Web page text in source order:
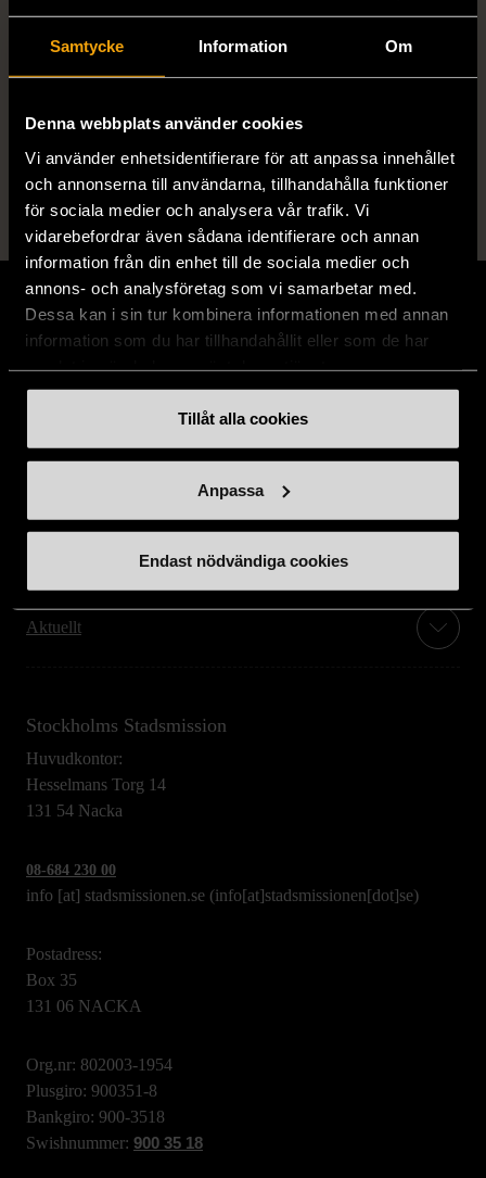
Samtycke Information Om
Denna webbplats använder cookies
Vi använder enhetsidentifierare för att anpassa innehållet
och annonserna till användarna, tillhandahålla funktioner
för sociala medier och analysera vår trafik. Vi
vidarebefordrar även sådana identifierare och annan
information från din enhet till de sociala medier och
annons- och analysföretag som vi samarbetar med.
Dessa kan i sin tur kombinera informationen med annan
information som du har tillhandahållit eller som de har
Tillåt alla cookies
Anpassa
Endast nödvändiga cookies
Produkten är sparsamt använd, är av fin
Läs mer om hur vi bedömer
Aktuellt
Stockholms Stadsmission
Huvudkontor:
Hesselmans Torg 14
131 54 Nacka
08-684 230 00
info [at] stadsmissionen.se (info[at]stadsmissionen[dot]se)
Postadress:
Box 35
131 06 NACKA
Org.nr: 802003-1954
Plusgiro: 900351-8
Bankgiro: 900-3518
Swishnummer: 900 35 18